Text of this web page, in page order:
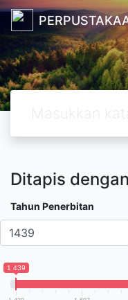
Ditapis dengan
Tahun Penerbitan
1 439